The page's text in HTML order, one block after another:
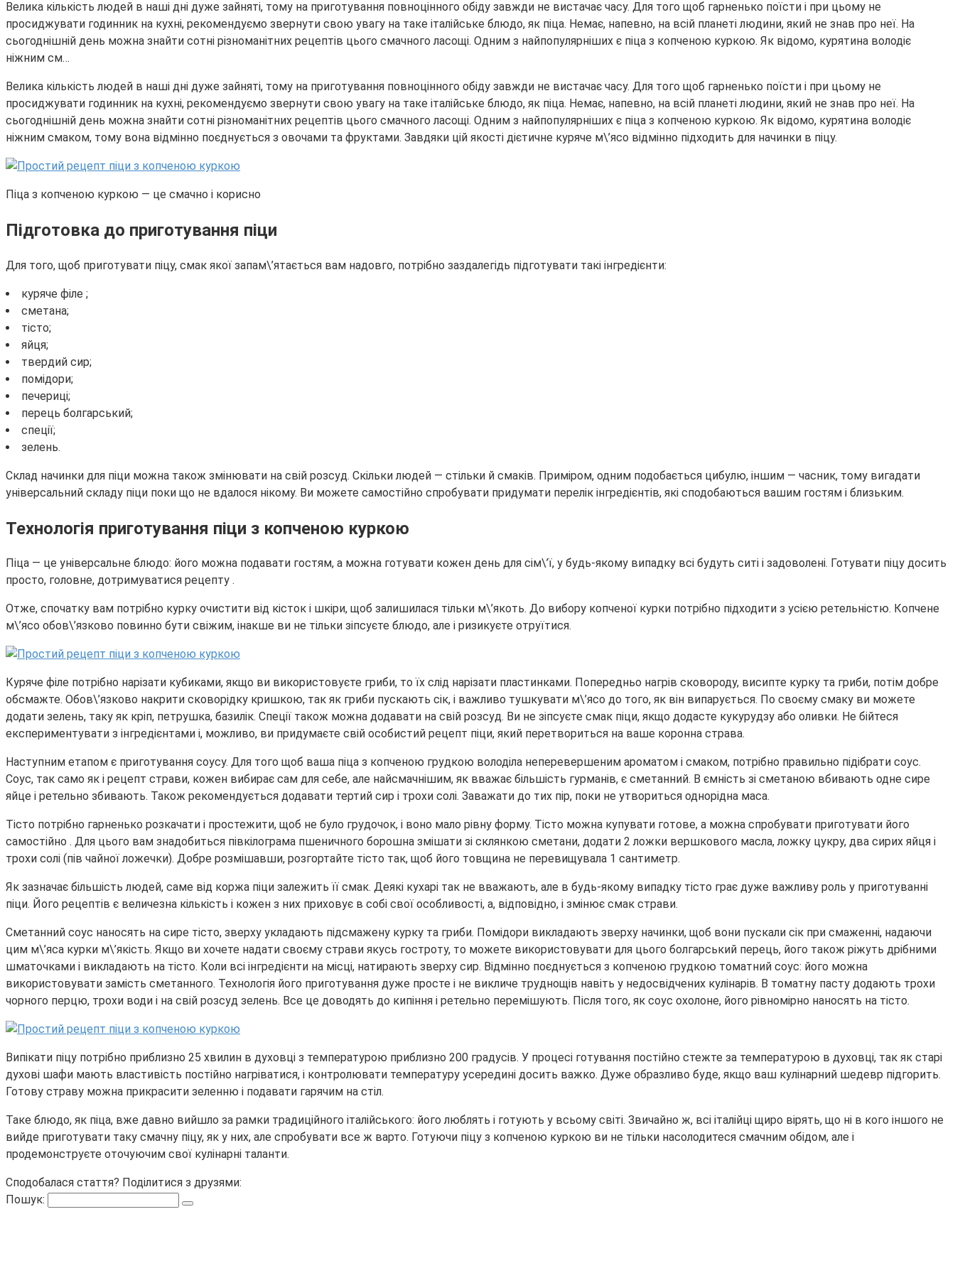
Велика кількість людей в наші дні дуже зайняті, тому на приготування повноцінного обіду завжди не вистачає часу. Для того щоб гарненько поїсти і при цьому не
просиджувати годинник на кухні, рекомендуємо звернути свою увагу на таке італійське блюдо, як піца. Немає, напевно, на всій планеті людини, який не знав про неї. На
сьогоднішній день можна знайти сотні різноманітних рецептів цього смачного ласощі. Одним з найпопулярніших є піца з копченою куркою. Як відомо, курятина володіє
ніжним см…
Велика кількість людей в наші дні дуже зайняті, тому на приготування повноцінного обіду завжди не вистачає часу. Для того щоб гарненько поїсти і при цьому не
просиджувати годинник на кухні, рекомендуємо звернути свою увагу на таке італійське блюдо, як піца. Немає, напевно, на всій планеті людини, який не знав про неї. На
сьогоднішній день можна знайти сотні різноманітних рецептів цього смачного ласощі. Одним з найпопулярніших є піца з копченою куркою. Як відомо, курятина володіє
ніжним смаком, тому вона відмінно поєднується з овочами та фруктами. Завдяки цій якості дієтичне куряче м\’ясо відмінно підходить для начинки в піцу.
Піца з копченою куркою — це смачно і корисно
Підготовка до приготування піци
Для того, щоб приготувати піцу, смак якої запам\’ятається вам надовго, потрібно заздалегідь підготувати такі інгредієнти:
куряче філе ;
сметана;
тісто;
яйця;
твердий сир;
помідори;
печериці;
перець болгарський;
спеції;
зелень.
Склад начинки для піци можна також змінювати на свій розсуд. Скільки людей — стільки й смаків. Приміром, одним подобається цибулю, іншим — часник, тому вигадати
універсальний складу піци поки що не вдалося нікому. Ви можете самостійно спробувати придумати перелік інгредієнтів, які сподобаються вашим гостям і близьким.
Технологія приготування піци з копченою куркою
Піца — це універсальне блюдо: його можна подавати гостям, а можна готувати кожен день для сім\’ї, у будь-якому випадку всі будуть ситі і задоволені. Готувати піцу досить
просто, головне, дотримуватися рецепту .
Отже, спочатку вам потрібно курку очистити від кісток і шкіри, щоб залишилася тільки м\’якоть. До вибору копченої курки потрібно підходити з усією ретельністю. Копчене
м\’ясо обов\’язково повинно бути свіжим, інакше ви не тільки зіпсуєте блюдо, але і ризикуєте отруїтися.
Куряче філе потрібно нарізати кубиками, якщо ви використовуєте гриби, то їх слід нарізати пластинками. Попередньо нагрів сковороду, висипте курку та гриби, потім добре
обсмажте. Обов\’язково накрити сковорідку кришкою, так як гриби пускають сік, і важливо тушкувати м\’ясо до того, як він випарується. По своєму смаку ви можете
додати зелень, таку як кріп, петрушка, базилік. Спеції також можна додавати на свій розсуд. Ви не зіпсуєте смак піци, якщо додасте кукурудзу або оливки. Не бійтеся
експериментувати з інгредієнтами і, можливо, ви придумаєте свій особистий рецепт піци, який перетвориться на ваше коронна страва.
Наступним етапом є приготування соусу. Для того щоб ваша піца з копченою грудкою володіла неперевершеним ароматом і смаком, потрібно правильно підібрати соус.
Соус, так само як і рецепт страви, кожен вибирає сам для себе, але найсмачнішим, як вважає більшість гурманів, є сметанний. В ємність зі сметаною вбивають одне сире
яйце і ретельно збивають. Також рекомендується додавати тертий сир і трохи солі. Заважати до тих пір, поки не утвориться однорідна маса.
Тісто потрібно гарненько розкачати і простежити, щоб не було грудочок, і воно мало рівну форму. Тісто можна купувати готове, а можна спробувати приготувати його
самостійно . Для цього вам знадобиться півкілограма пшеничного борошна змішати зі склянкою сметани, додати 2 ложки вершкового масла, ложку цукру, два сирих яйця і
трохи солі (пів чайної ложечки). Добре розмішавши, розгортайте тісто так, щоб його товщина не перевищувала 1 сантиметр.
Як зазначає більшість людей, саме від коржа піци залежить її смак. Деякі кухарі так не вважають, але в будь-якому випадку тісто грає дуже важливу роль у приготуванні
піци. Його рецептів є величезна кількість і кожен з них приховує в собі свої особливості, а, відповідно, і змінює смак страви.
Сметанний соус наносять на сире тісто, зверху укладають підсмажену курку та гриби. Помідори викладають зверху начинки, щоб вони пускали сік при смаженні, надаючи
цим м\’яса курки м\’якість. Якщо ви хочете надати своєму страви якусь гостроту, то можете використовувати для цього болгарський перець, його також ріжуть дрібними
шматочками і викладають на тісто. Коли всі інгредієнти на місці, натирають зверху сир. Відмінно поєднується з копченою грудкою томатний соус: його можна
використовувати замість сметанного. Технологія його приготування дуже просте і не викличе труднощів навіть у недосвідчених кулінарів. В томатну пасту додають трохи
чорного перцю, трохи води і на свій розсуд зелень. Все це доводять до кипіння і ретельно перемішують. Після того, як соус охолоне, його рівномірно наносять на тісто.
Випікати піцу потрібно приблизно 25 хвилин в духовці з температурою приблизно 200 градусів. У процесі готування постійно стежте за температурою в духовці, так як старі
духові шафи мають властивість постійно нагріватися, і контролювати температуру усередині досить важко. Дуже образливо буде, якщо ваш кулінарний шедевр підгорить.
Готову страву можна прикрасити зеленню і подавати гарячим на стіл.
Таке блюдо, як піца, вже давно вийшло за рамки традиційного італійського: його люблять і готують у всьому світі. Звичайно ж, всі італійці щиро вірять, що ні в кого іншого не
вийде приготувати таку смачну піцу, як у них, але спробувати все ж варто. Готуючи піцу з копченою куркою ви не тільки насолодитеся смачним обідом, але і
продемонструєте оточуючим свої кулінарні таланти.
Сподобалася стаття? Поділитися з друзями:
Пошук: